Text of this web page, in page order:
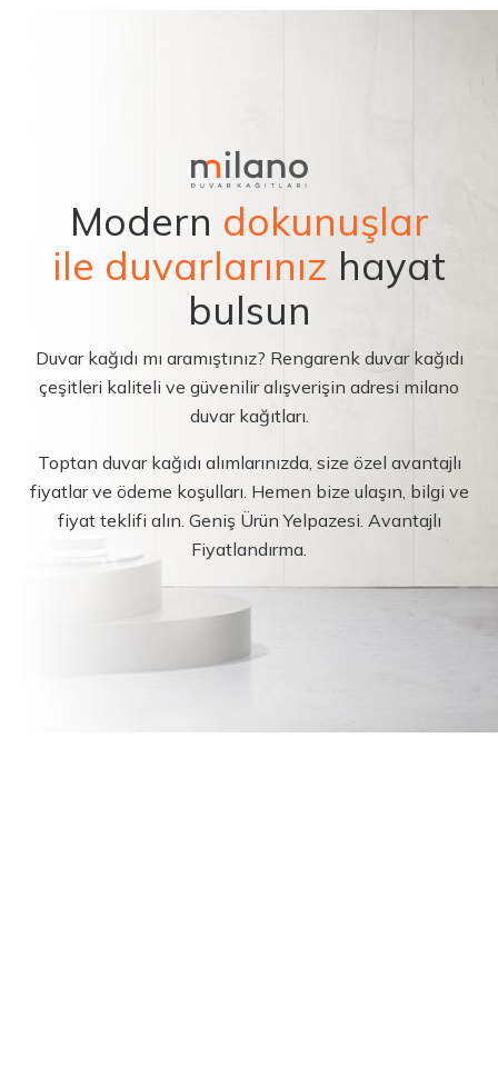
Modern dokunuşlar
ile duvarlarınız hayat
bulsun
Duvar kağıdı mı aramıştınız? Rengarenk duvar kağıdı
çeşitleri kaliteli ve güvenilir alışverişin adresi milano
duvar kağıtları.
Toptan duvar kağıdı alımlarınızda, size özel avantajlı
fiyatlar ve ödeme koşulları. Hemen bize ulaşın, bilgi ve
fiyat teklifi alın. Geniş Ürün Yelpazesi. Avantajlı
Fiyatlandırma.